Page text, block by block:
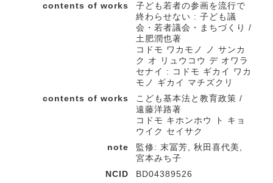
contents of works
子ども若者の参画を流行で
終わらせない : 子ども議
会・若者議会・まちづくり /
土肥潤也著
コドモ ワカモノ ノ サンカ
ク オ リュウコウ デ オワラ
セナイ : コドモ ギカイ ワカ
モノ ギカイ マチズクリ
contents of works
こども基本法と教育政策 /
遠藤洋路著
コドモ キホンホウ ト キョ
ウイク セイサク
note
監修: 末冨芳, 秋田喜代美,
宮本みち子
NCID
BD04389526